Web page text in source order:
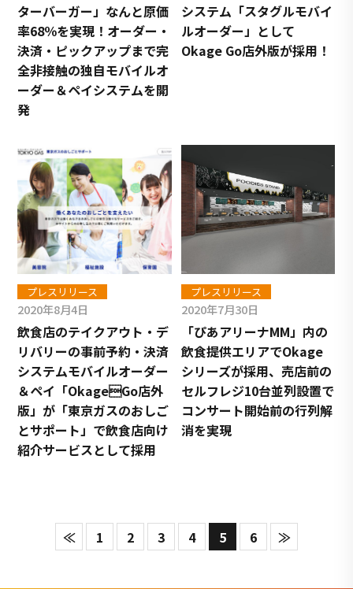
ターバーガー」なんと原価
率68％を実現！オーダー・
決済・ピックアップまで完
全非接触の独自モバイルオ
ーダー＆ペイシステムを開
発
システム「スタグルモバイ
ルオーダー」として
Okage Go店外版が採用！
プレスリリース
2020年8月4日
飲食店のテイクアウト・デ
リバリーの事前予約・決済
システムモバイルオーダー
＆ペイ「OkageGo店外
版」が「東京ガスのおしご
とサポート」で飲食店向け
紹介サービスとして採用
プレスリリース
2020年7月30日
「ぴあアリーナMM」内の
飲食提供エリアでOkage
シリーズが採用、売店前の
セルフレジ10台並列設置で
コンサート開始前の行列解
消を実現
≪ 1 2 3 4 5 6 ≫